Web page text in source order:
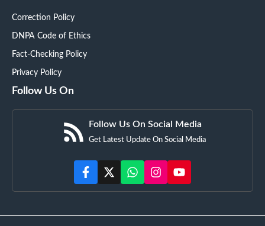
Correction Policy
DNPA Code of Ethics
Fact-Checking Policy
Privacy Policy
Follow Us On
Follow Us On Social Media
Get Latest Update On Social Media